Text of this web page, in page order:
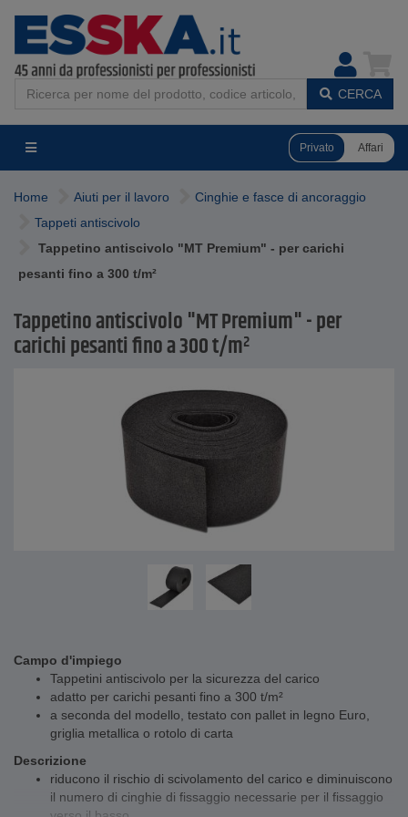
CERCA
Privato Affari
Home Aiuti per il lavoro
Cinghie e fasce di ancoraggio
Tappeti antiscivolo
Tappetino antiscivolo "MT Premium" - per carichi
pesanti fino a 300 t/m²
Tappetino antiscivolo "MT Premium" - per
carichi pesanti fino a 300 t/m²
Campo d'impiego
Tappetini antiscivolo per la sicurezza del carico
adatto per carichi pesanti fino a 300 t/m²
a seconda del modello, testato con pallet in legno Euro,
griglia metallica o rotolo di carta
Descrizione
riducono il rischio di scivolamento del carico e diminuiscono
il numero di cinghie di fissaggio necessarie per il fissaggio